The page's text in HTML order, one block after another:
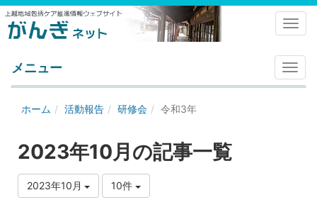
メ
ニ
メニュー
ホーム 活動報告 研修会 令和3年
2023年10月の記事一覧
2023年10月 10件